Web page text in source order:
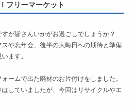
フリーマーケット
が皆さんいかがお過ごしでしょうか？
や忘年会、後半の大晦日への期待と準備
ます。
ームで出た廃材のお片付けをしました。
していましたが、今回はリサイクルやエ